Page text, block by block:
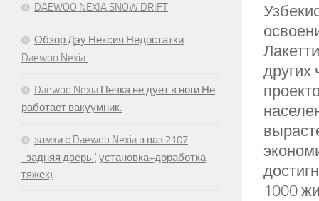
других
1000
DAEWOO NEXIA SNOW DRIFT
Обзор Дэу Нексия.Недостатки
Daewoo Nexia.
Daewoo Nexia.Печка не дует в ноги.Не
работает вакуумник.
замки с Daewoo Nexia в ваз 2107
-задняя дверь ( установка+доработка
тяжек)